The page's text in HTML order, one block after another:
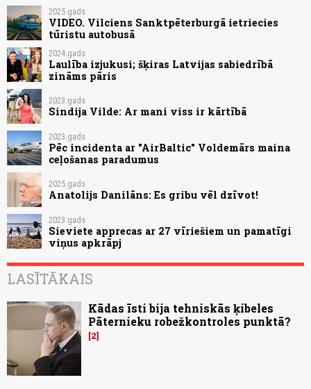
2025.gads
VIDEO. Vilciens Sanktpēterburgā ietriecies
tūristu autobusā
2024.gads
Laulība izjukusi; šķiras Latvijas sabiedrībā
zināms pāris
2023.gads
Sindija Vilde: Ar mani viss ir kārtībā
2023.gads
Pēc incidenta ar "AirBaltic" Voldemārs maina
ceļošanas paradumus
2025.gads
Anatolijs Danilāns: Es gribu vēl dzīvot!
2023.gads
Sieviete apprecas ar 27 vīriešiem un pamatīgi
viņus apkrāpj
LASĪTĀKAIS
Kādas īsti bija tehniskās ķibeles
Pāternieku robežkontroles punktā?
2